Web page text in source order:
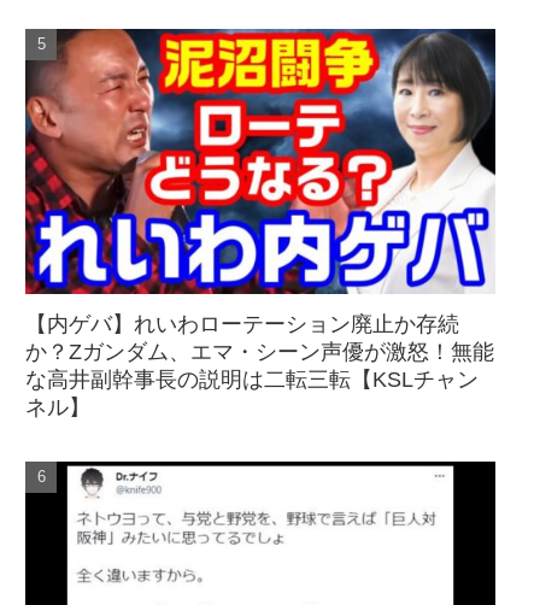
【内ゲバ】れいわローテーション廃止か存続
か？Zガンダム、エマ・シーン声優が激怒！無能
な高井副幹事長の説明は二転三転【KSLチャン
ネル】